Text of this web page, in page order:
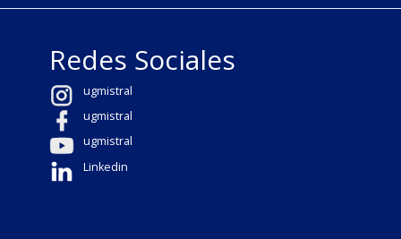
Redes Sociales
ugmistral
ugmistral
ugmistral
Linkedin